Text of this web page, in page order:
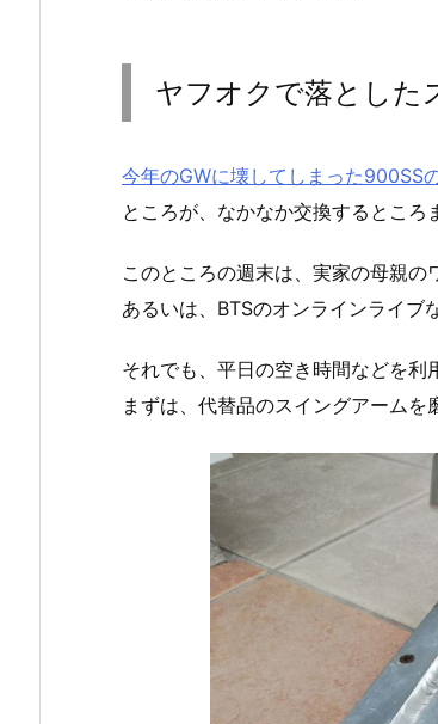
ヤフオクで落とした
今年のGWに壊してしまった900SS
ところが、なかなか交換するところ
このところの週末は、実家の母親の
あるいは、BTSのオンラインライブ
それでも、平日の空き時間などを利
まずは、代替品のスイングアームを